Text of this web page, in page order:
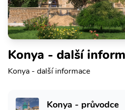
Konya - další
Konya - další informace
Konya - průvodce